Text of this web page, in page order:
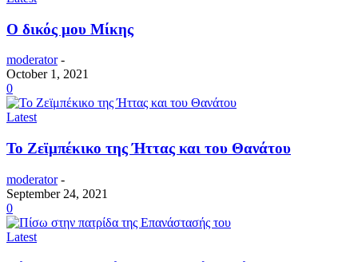
Ο δικός μου Μίκης
moderator -
October 1, 2021
0
Latest
Το Ζεϊμπέκικο της Ήττας και του Θανάτου
moderator -
September 24, 2021
0
Latest